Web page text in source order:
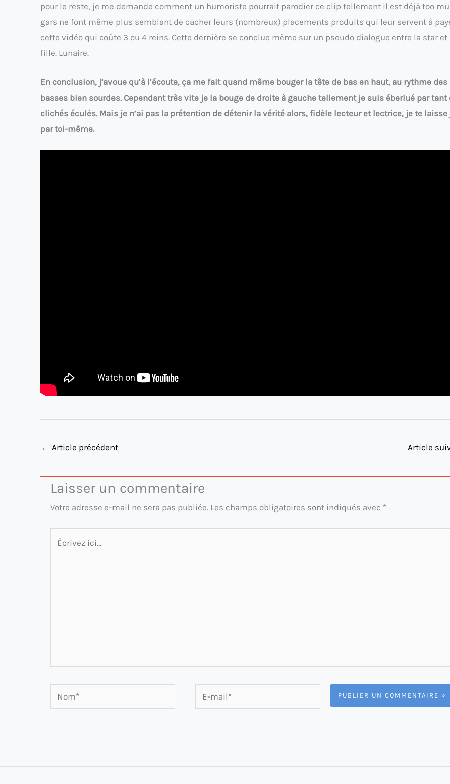
pour le reste, je me demande comment un humoriste pourrait parodier ce clip tellement il est déjà too
gars ne font même plus semblant de cacher leurs (nombreux) placements produits qui leur servent à
cette vidéo qui coûte 3 ou 4 reins. Cette dernière se conclue même sur un pseudo dialogue entre la star et
fille. Lunaire.
En conclusion, j’avoue qu’à l’écoute, ça me fait quand même bouger la tête de bas en haut, au rythme des
basses bien sourdes. Cependant très vite je la bouge de droite à gauche tellement je suis éberlué par tant
clichés éculés. Mais je n’ai pas la prétention de détenir la vérité alors, fidèle lecteur et lectrice, je te laisse
par toi-même.
← Article précédent Article
Laisser un commentaire
Votre adresse e-mail ne sera pas publiée. Les champs obligatoires sont indiqués avec *
Écrivez
Nom*
mail*